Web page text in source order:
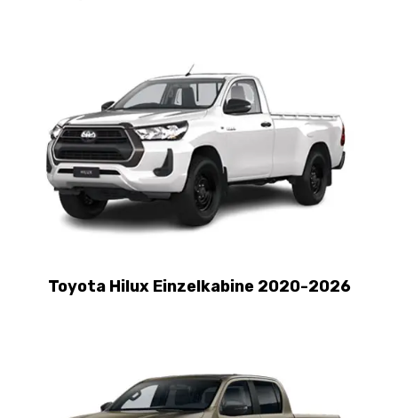
Toyota Hilux Einzelkabine 2020-2026